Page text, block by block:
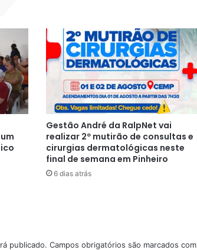
Gestão André da RalpNet vai
realizar 2º mutirão de consultas e
cirurgias dermatológicas neste
final de semana em Pinheiro
6 dias atrás
publicado. Campos obrigatórios são marcados com